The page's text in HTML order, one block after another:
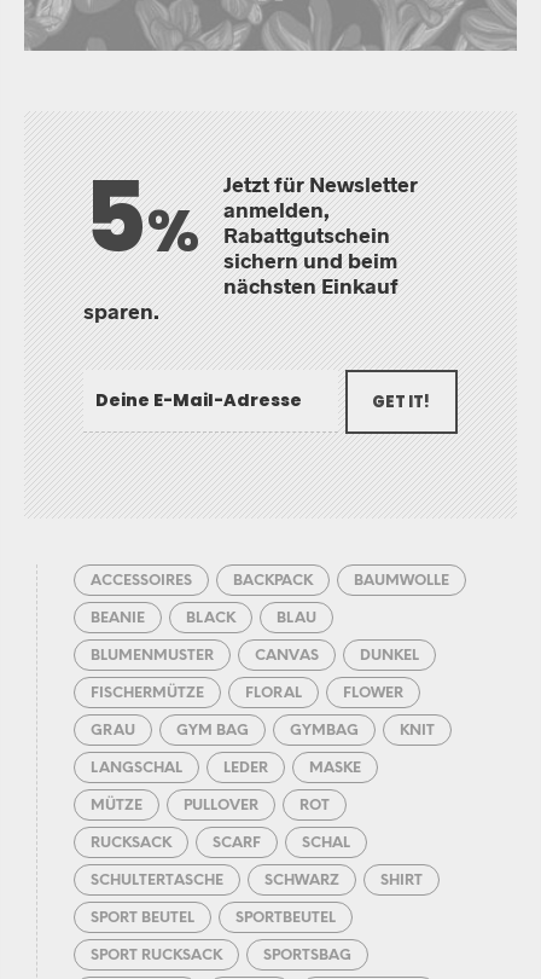
5%
Jetzt für Newsletter
anmelden,
Rabattgutschein
sichern und beim
nächsten Einkauf
sparen.
GET IT!
ACCESSOIRES BACKPACK BAUMWOLLE
BEANIE BLACK BLAU
BLUMENMUSTER CANVAS DUNKEL
FISCHERMÜTZE FLORAL FLOWER
GRAU GYM BAG GYMBAG KNIT
LANGSCHAL LEDER MASKE
MÜTZE PULLOVER ROT
RUCKSACK SCARF SCHAL
SCHULTERTASCHE SCHWARZ SHIRT
SPORT BEUTEL SPORTBEUTEL
SPORT RUCKSACK SPORTSBAG